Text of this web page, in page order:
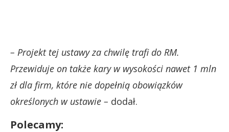
– Projekt tej ustawy za chwilę trafi do RM.
Przewiduje on także kary w wysokości nawet 1 mln
zł dla firm, które nie dopełnią obowiązków
określonych w ustawie – dodał.
Polecamy: